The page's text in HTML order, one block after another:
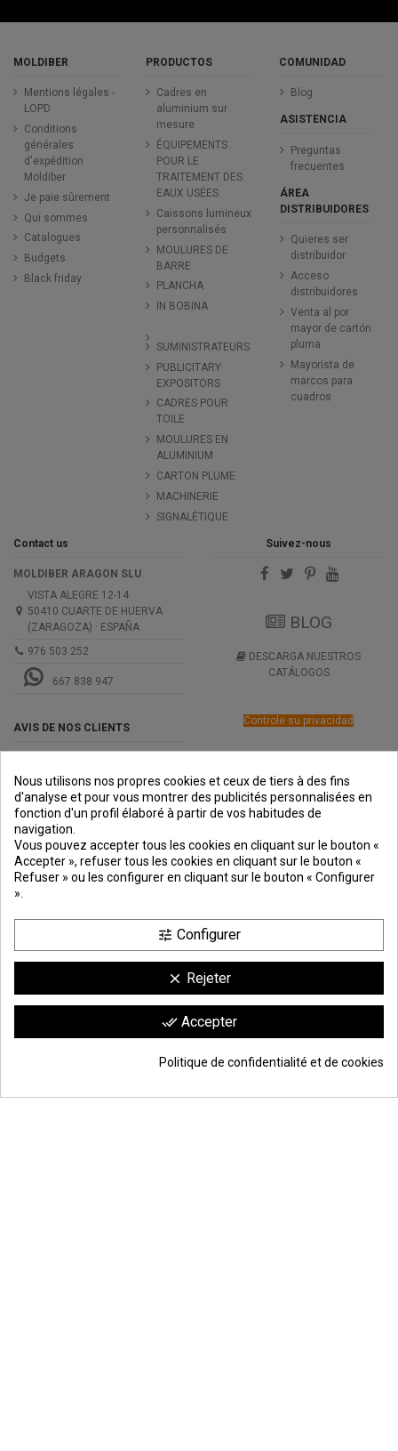
MOLDIBER
Mentions légales -
LOPD
Conditions
générales
d'expédition
Moldiber
Je paie sûrement
Qui sommes
Catalogues
Budgets
Black friday
PRODUCTOS
Cadres en
aluminium sur
mesure
ÉQUIPEMENTS
POUR LE
TRAITEMENT DES
EAUX USÉES
Caissons lumineux
personnalisés
MOULURES DE
BARRE
PLANCHA
IN BOBINA
SUMINISTRATEURS
PUBLICITARY
EXPOSITORS
CADRES POUR
TOILE
MOULURES EN
ALUMINIUM
CARTON PLUME
MACHINERIE
SIGNALÉTIQUE
COMUNIDAD
Blog
ASISTENCIA
Preguntas
frecuentes
ÁREA
DISTRIBUIDORES
Quieres ser
distribuidor
Acceso
distribuidores
Venta al por
mayor de cartón
pluma
Mayorista de
marcos para
cuadros
Contact us
MOLDIBER ARAGON SLU
VISTA ALEGRE 12-14
50410 CUARTE DE HUERVA
(ZARAGOZA) · ESPAÑA
976 503 252
667 838 947
AVIS DE NOS CLIENTS
Suivez-nous
BLOG
DESCARGA NUESTROS
CATÁLOGOS
Controle su privacidad
PREMIOS
DE PAGO
SEGURO
clic aquí para mostrar el certificado
Nous utilisons nos propres cookies et ceux de tiers à des fins
d'analyse et pour vous montrer des publicités personnalisées en
fonction d'un profil élaboré à partir de vos habitudes de
navigation.
Vous pouvez accepter tous les cookies en cliquant sur le bouton «
Accepter », refuser tous les cookies en cliquant sur le bouton «
Refuser » ou les configurer en cliquant sur le bouton « Configurer
».
tune Configurer
clear Rejeter
done_all Accepter
Politique de confidentialité et de cookies
9.6